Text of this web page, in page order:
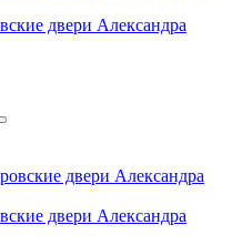
двери Александра
двери Александра